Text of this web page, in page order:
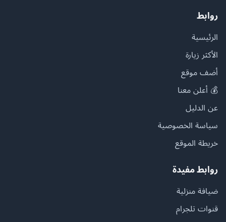
روابط
الرئيسية
الأكثر زيارة
أضف موقع
💰 أعلن معنا
عن الدليل
سياسة الخصوصية
خريطة الموقع
روابط مفيدة
ضيافة منزلية
قنوات تلجرام